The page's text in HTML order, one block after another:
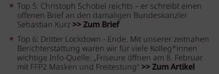
Top 5: Christoph Schobel reichts – er schreibt einen
offenen Brief an den damaligen Bundeskanzler
Sebastian Kurz >> Zum Brief
Top 6: Dritter Lockdown - Ende. Mit unserer zeitnahen
Berichterstattung waren wir für viele Kolleg*innen
wichtige Info-Quelle: „Friseure öffnen am 8. Februar
mit FFP2 Masken und Freitestung“ >> Zum Artikel